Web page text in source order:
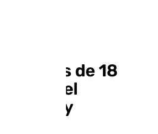
más de 18
en el
y